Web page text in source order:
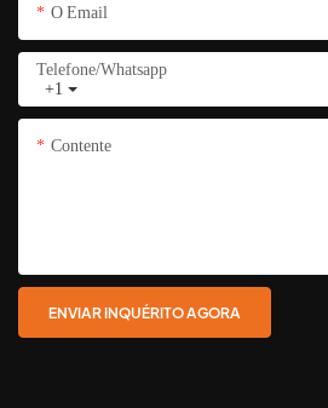
O Email
+1
Telefone/whatsapp
Contente
ENVIAR INQUÉRITO AGORA